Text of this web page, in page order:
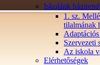
Iskolánk
1. sz.
tilalmának
Szervezeti
Az iskola
Elérhetőségek